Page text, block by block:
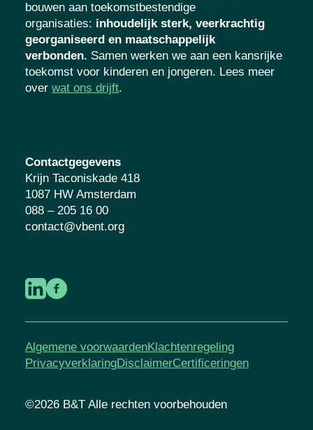
bouwen aan toekomstbestendige
organisaties: inhoudelijk sterk, veerkrachtig
georganiseerd en maatschappelijk
verbonden. Samen werken we aan een kansrijke
toekomst voor kinderen en jongeren. Lees meer
over wat ons drijft.
Contactgegevens
Krijn Taconiskade 418
1087 HW Amsterdam
088 – 205 16 00
contact@vbent.org
Algemene voorwaardenKlachtenregeling
PrivacyverklaringDisclaimerCertificeringen
©2026 B&T Alle rechten voorbehouden